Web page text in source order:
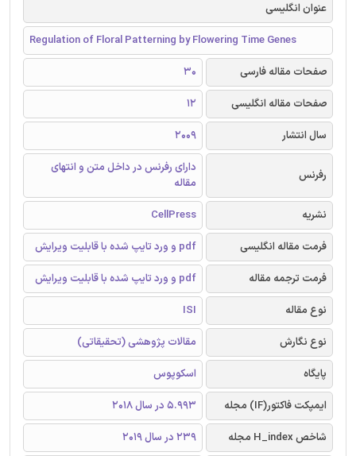
عنوان انگلیسی
Regulation of Floral Patterning by Flowering Time Genes
صفحات مقاله فارسی
30
صفحات مقاله انگلیسی
12
سال انتشار
2009
رفرنس
دارای رفرنس در داخل متن و انتهای
مقاله
نشریه
CellPress
فرمت مقاله انگلیسی
pdf و ورد تایپ شده با قابلیت ویرایش
فرمت ترجمه مقاله
pdf و ورد تایپ شده با قابلیت ویرایش
نوع مقاله
ISI
نوع نگارش
مقالات پژوهشی (تحقیقاتی)
پایگاه
اسکوپوس
ایمپکت فاکتور(IF) مجله
5.993 در سال 2018
شاخص H_index مجله
239 در سال 2019